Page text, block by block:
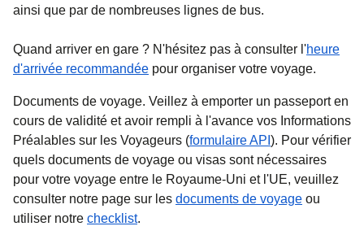
ainsi que par de nombreuses lignes de bus.
Quand arriver en gare ? N'hésitez pas à consulter l'heure
d'arrivée recommandée pour organiser votre voyage.
Documents de voyage. Veillez à emporter un passeport en
cours de validité et avoir rempli à l'avance vos Informations
Préalables sur les Voyageurs (formulaire API ). Pour vérifier
quels documents de voyage ou visas sont nécessaires
pour votre voyage entre le Royaume-Uni et l'UE, veuillez
consulter notre page sur les documents de voyage ou
utiliser notre checklist.